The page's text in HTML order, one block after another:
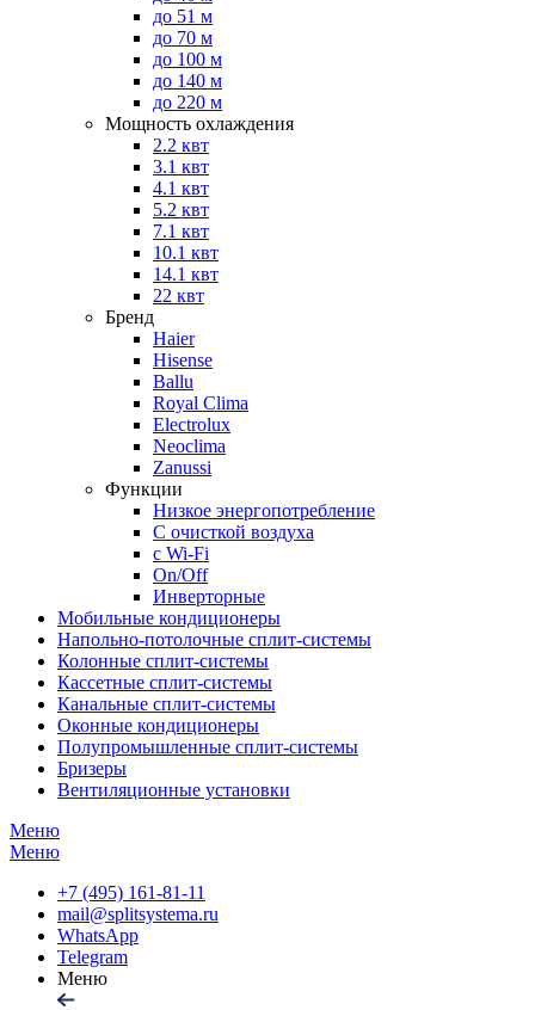
до 51 м
до 70 м
до 100 м
до 140 м
до 220 м
Мощность охлаждения
2.2 квт
3.1 квт
4.1 квт
5.2 квт
7.1 квт
10.1 квт
14.1 квт
22 квт
Бренд
Haier
Hisense
Ballu
Royal Clima
Electrolux
Neoclima
Zanussi
Функции
Низкое энергопотребление
С очисткой воздуха
с Wi-Fi
On/Off
Инверторные
Мобильные кондиционеры
Напольно-потолоч​ные ​сплит-системы
Колонные ​​сплит-системы
Кассетные сплит-системы
Канальные сплит-системы
Оконные кондиционеры
Полупромышленные сплит-системы
Бризеры
Вентиляционные установки
Меню
Меню
+7 (495) 161-81-11
mail@splitsystema.ru
WhatsApp
Telegram
Меню